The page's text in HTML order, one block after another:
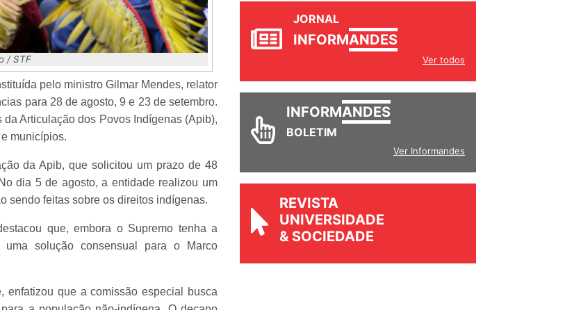
/ STF
pelo ministro Gilmar Mendes, relator
para 28 de agosto, 9 e 23 de setembro.
Articulação dos Povos Indígenas (Apib),
municípios.
da Apib, que solicitou um prazo de 48
dia 5 de agosto, a entidade realizou um
sendo feitas sobre os direitos indígenas.
que, embora o Supremo tenha a
solução consensual para o Marco
enfatizou que a comissão especial busca
JORNAL
Ver todos
INFORM
Ver Informandes
REVISTA
UNIVERSIDADE